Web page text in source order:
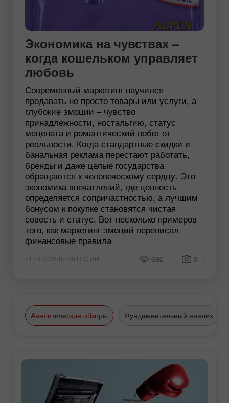
Экономика на чувствах –
когда кошельком управляет
любовь
Современный маркетинг научился
продавать не просто товары или услуги, а
глубокие эмоции – чувство
принадлежности, ностальгию, статус
мецената и романтический побег от
реальности. Когда стандартные скидки и
банальная реклама перестают работать,
бренды и даже целые государства
обращаются к человеческому сердцу. Это
экономика впечатлений, где ценность
определяется сопричастностью, а лучшим
бонусом к покупке становятся чистая
совесть и статус. Вот несколько примеров
того, как маркетинг эмоций переписал
финансовые правила
21:48 2026-07-30 UTC+04 692 8
Аналитические обзоры Фундаментальный анализ